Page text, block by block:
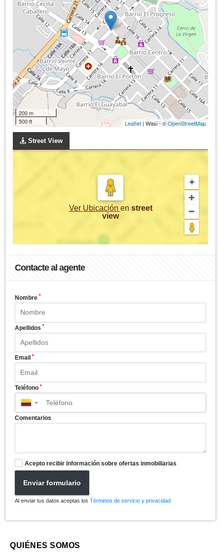
200 m
500 ft
Leaflet | Wasi - ©OpenStreetMap
Street View
Ver Ubicación en street
view
Contacte al agente
Nombre *
Apellidos *
Email *
Teléfono *
▼
Comentarios
Acepto recibir información sobre ofertas inmobiliarias
Enviar formulario
Al enviar tus datos aceptas los Términos de servicio y privacidad
QUIÉNES SOMOS